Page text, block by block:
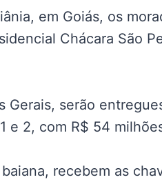
em Goiás, os
Chácara São
Gerais, serão
e 2, com R$ 54
recebem as